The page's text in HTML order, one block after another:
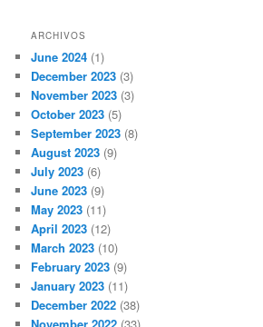
ARCHIVOS
June 2024 (1)
December 2023 (3)
November 2023 (3)
October 2023 (5)
September 2023 (8)
August 2023 (9)
July 2023 (6)
June 2023 (9)
May 2023 (11)
April 2023 (12)
March 2023 (10)
February 2023 (9)
January 2023 (11)
December 2022 (38)